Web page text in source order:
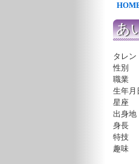
あ
タレン
性別
職業
生年月
星座
出身地
身長
特技
趣味